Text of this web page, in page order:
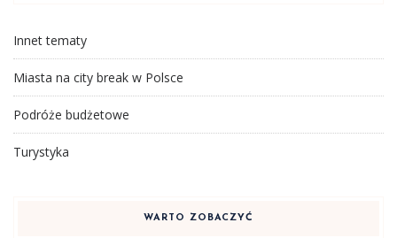
Innet tematy
Miasta na city break w Polsce
Podróże budżetowe
Turystyka
WARTO ZOBACZYĆ